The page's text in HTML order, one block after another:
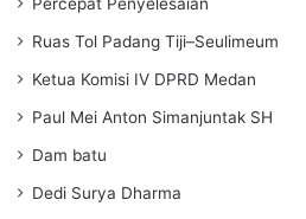
Ruas Tol Padang Tiji–Seulimeum
Ketua Komisi IV DPRD Medan
Paul Mei Anton Simanjuntak SH
Dam batu
Dedi Surya Dharma